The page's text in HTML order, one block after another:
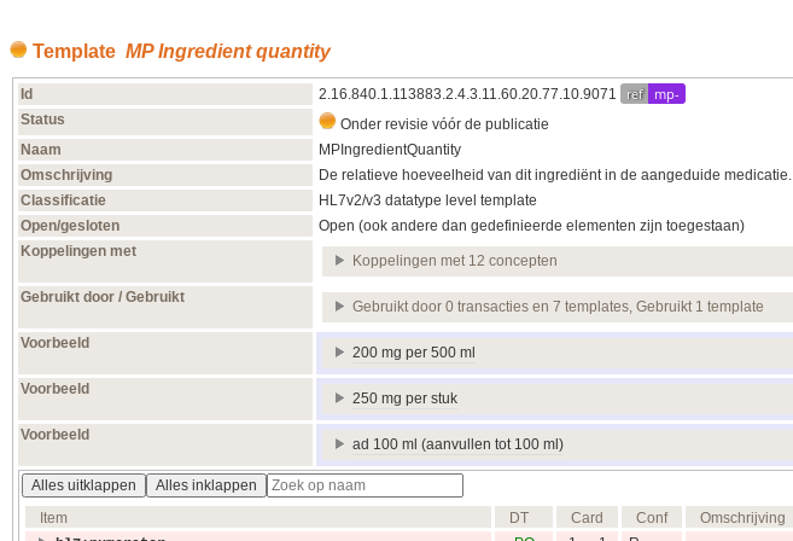
Template MP Ingredient quantity
Id 2.16.840.1.113883.2.4.3.11.60.20.77.10.9071 ref mp-
Status
Onder revisie vóór de publicatie
Naam
MPIngredientQuantity
Omschrijving
De relatieve hoeveelheid van dit ingrediënt in de aangeduide medicatie.
Classificatie
HL7v2/v3 datatype level template
Open/gesloten
Open (ook andere dan gedefinieerde elementen zijn toegestaan)
Koppelingen met
Koppelingen met 12 concepten
Gebruikt door / Gebruikt
Gebruikt door 0 transacties en 7 templates, Gebruikt 1 template
Voorbeeld
200 mg per 500 ml
Voorbeeld
250 mg per stuk
Voorbeeld
ad 100 ml (aanvullen tot 100 ml)
Alles uitklappen
Alles inklappen
Item
DT Card Conf Omschrijving